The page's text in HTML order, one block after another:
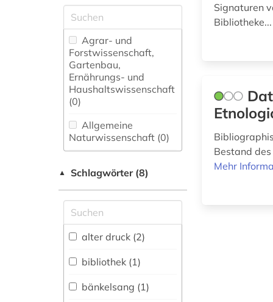
Agrar- und
Forstwissenschaft,
Gartenbau,
Ernährungs- und
Haushaltswissenschaft
(0)
Allgemeine
Naturwissenschaft (0)
fachübergreifende
Allgemeine und
vergleichende Sprach-
und
Literaturwissenschaft.
Indogermanistik.
Außereuropäische
Sprachen und
Literaturen (0)
▲ Schlagwörter (8)
alter druck (2)
bibliothek (1)
bänkelsang (1)
Signaturen
Bibliotheke...
Bestand
Mehr